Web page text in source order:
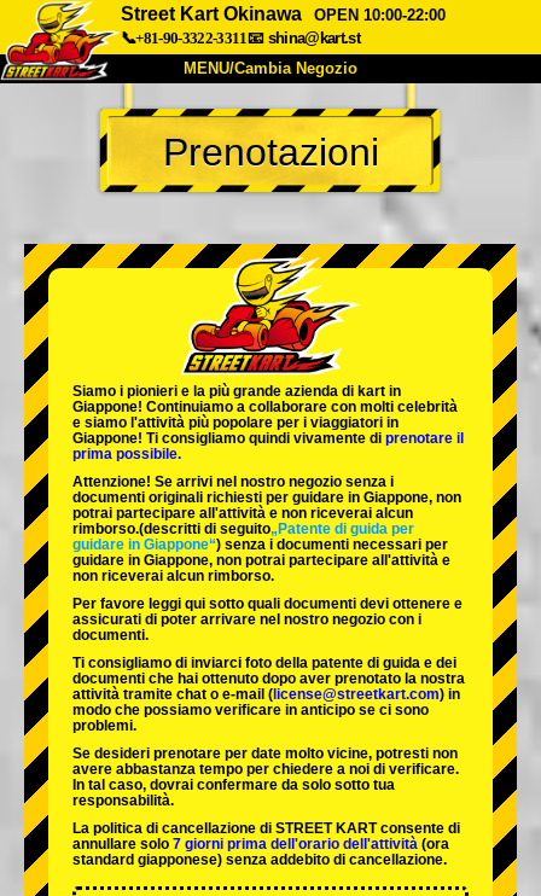
Street Kart Okinawa
OPEN 10:00-22:00
📞+81-90-3322-3311📧 shina@kart.st
MENU/Cambia Negozio
INIZIO
Chi Siamo Specifiche Prezzo
Azienda Prenotazioni
Cambia Negozio
Tokyo Shinagawa Tokyo Akihabara#1
Tokyo Akihabara#2
Tokyo Shibuya Annex Tokyo Bay
Tokyo Asakusa Osaka
Okinawa
Prenotazioni
Siamo i pionieri e la più grande azienda di kart in
Giappone! Continuiamo a collaborare con molti celebrità
e siamo l'attività più popolare per i viaggiatori in
Giappone! Ti consigliamo quindi vivamente di prenotare il
prima possibile.
Attenzione! Se arrivi nel nostro negozio senza i
documenti originali richiesti per guidare in Giappone, non
potrai partecipare all'attività e non riceverai alcun
rimborso.(descritti di seguito„Patente di guida per
guidare in Giappone“) senza i documenti necessari per
guidare in Giappone, non potrai partecipare all'attività e
non riceverai alcun rimborso.
Per favore leggi qui sotto quali documenti devi ottenere e
assicurati di poter arrivare nel nostro negozio con i
documenti.
Ti consigliamo di inviarci foto della patente di guida e dei
documenti che hai ottenuto dopo aver prenotato la nostra
attività tramite chat o e-mail ( license@streetkart.com) in
modo che possiamo verificare in anticipo se ci sono
problemi.
Se desideri prenotare per date molto vicine, potresti non
avere abbastanza tempo per chiedere a noi di verificare.
In tal caso, dovrai confermare da solo sotto tua
responsabilità.
La politica di cancellazione di STREET KART consente di
annullare solo 7 giorni prima dell'orario dell'attività (ora
standard giapponese) senza addebito di cancellazione.